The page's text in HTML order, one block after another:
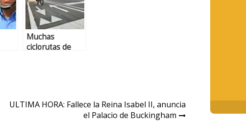
Muchas
ciclorutas de
ULTIMA HORA: Fallece la Reina Isabel II, anuncia
el Palacio de Buckingham